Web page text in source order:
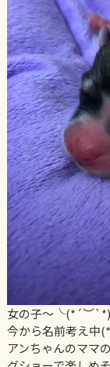
女の子〜
今から名前考え
アンちゃんのママ